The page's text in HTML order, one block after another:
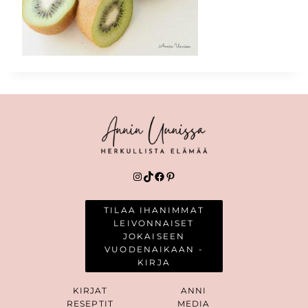
Instagram
TikTok
Facebook
Pinterest
TILAA IHANIMMAT
LEIVONNAISET
JOKAISEEN
VUODENAIKAAN -
KIRJA
KIRJAT
RESEPTIT
ANNI
MEDIA